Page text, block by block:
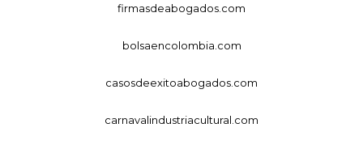
firmasdeabogados.com
bolsaencolombia.com
casosdeexitoabogados.com
carnavalindustriacultural.com